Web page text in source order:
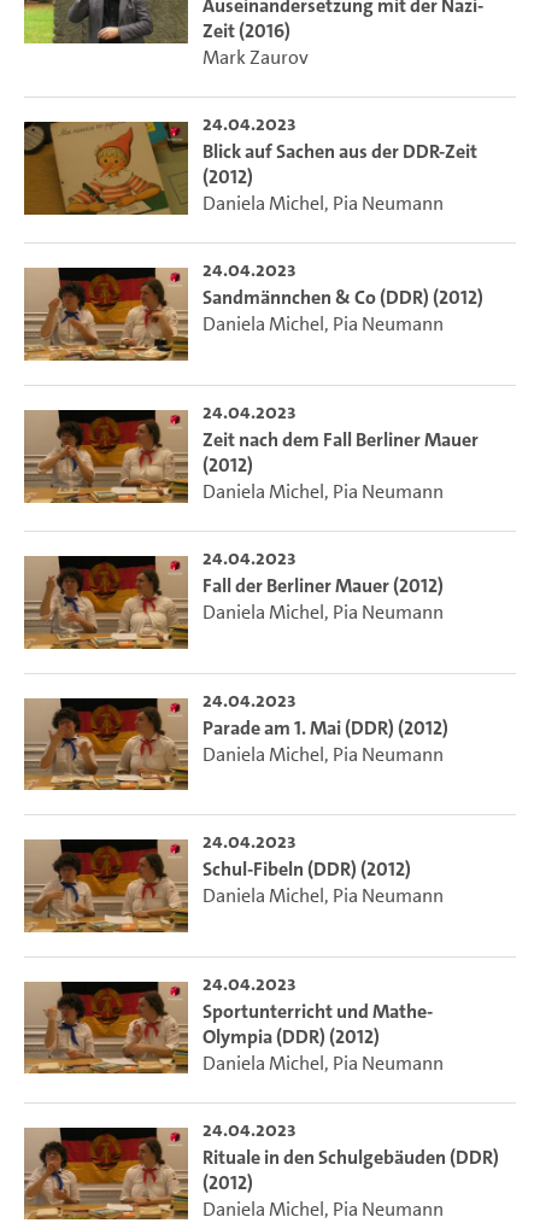
Auseinandersetzung mit der Nazi-
Zeit (2016)
Mark Zaurov
24.04.2023
Blick auf Sachen aus der DDR-Zeit
(2012)
Daniela Michel, Pia Neumann
24.04.2023
Sandmännchen & Co (DDR) (2012)
Daniela Michel, Pia Neumann
24.04.2023
Zeit nach dem Fall Berliner Mauer
(2012)
Daniela Michel, Pia Neumann
24.04.2023
Fall der Berliner Mauer (2012)
Daniela Michel, Pia Neumann
24.04.2023
Parade am 1. Mai (DDR) (2012)
Daniela Michel, Pia Neumann
24.04.2023
Schul-Fibeln (DDR) (2012)
Daniela Michel, Pia Neumann
24.04.2023
Sportunterricht und Mathe-
Olympia (DDR) (2012)
Daniela Michel, Pia Neumann
24.04.2023
Rituale in den Schulgebäuden (DDR)
(2012)
Daniela Michel, Pia Neumann